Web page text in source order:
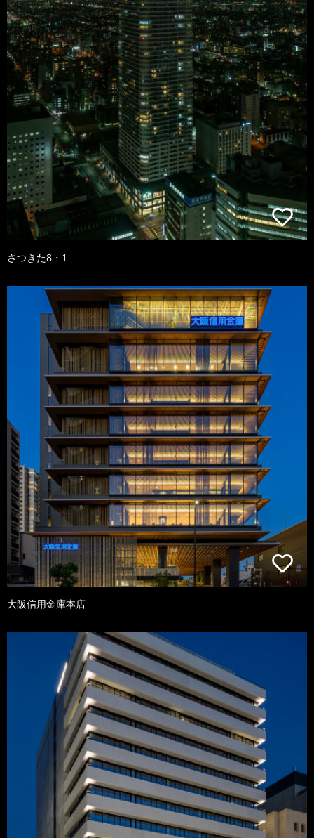
さつきた8・1
大阪信用金庫本店